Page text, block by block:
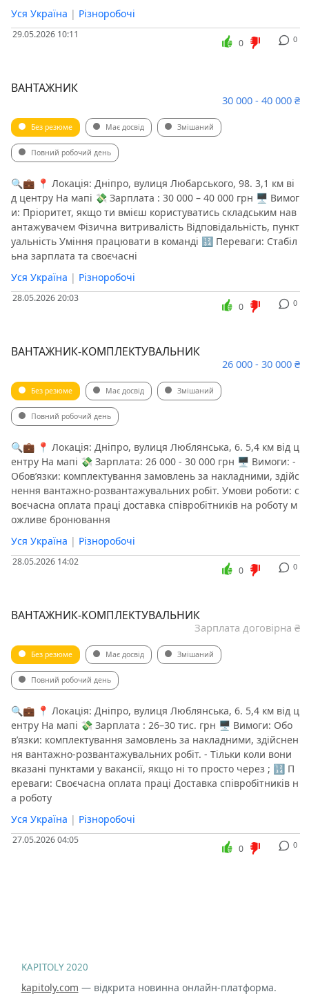
Уся Україна | Різноробочі
29.05.2026 10:11 0
0
ВАНТАЖНИК
30 000 - 40 000 ₴
Без резюме Має досвід Змішаний
Повний робочий день
🔍💼 📍 Локація: Дніпро, вулиця Любарського, 98. 3,1 км ві
д центру На мапі 💸 Зарплата : 30 000 – 40 000 грн 🖥 Вимог
и: Пріоритет, якщо ти вмієш користуватись складським нав
антажувачем Фізична витривалість Відповідальність, пункт
уальність Уміння працювати в команді 🔢 Переваги: Стабіл
ьна зарплата та своєчасні
Уся Україна | Різноробочі
28.05.2026 20:03 0
0
ВАНТАЖНИК-КОМПЛЕКТУВАЛЬНИК
26 000 - 30 000 ₴
Без резюме Має досвід Змішаний
Повний робочий день
🔍💼 📍 Локація: Дніпро, вулиця Люблянська, 6. 5,4 км від ц
ентру На мапі 💸 Зарплата: 26 000 - 30 000 грн 🖥 Вимоги: -
Обов’язки: комплектування замовлень за накладними, здійс
нення вантажно-розвантажувальних робіт. Умови роботи: с
воєчасна оплата праці доставка співробітників на роботу м
ожливе бронювання
Уся Україна | Різноробочі
28.05.2026 14:02 0
0
ВАНТАЖНИК-КОМПЛЕКТУВАЛЬНИК
Зарплата договірна ₴
Без резюме Має досвід Змішаний
Повний робочий день
🔍💼 📍 Локація: Дніпро, вулиця Люблянська, 6. 5,4 км від ц
ентру На мапі 💸 Зарплата : 26–30 тис. грн 🖥 Вимоги: Обо
в’язки: комплектування замовлень за накладними, здійснен
ня вантажно-розвантажувальних робіт. - Тільки коли вони
вказані пунктами у вакансії, якщо ні то просто через ; 🔢 П
ереваги: Своєчасна оплата праці Доставка співробітників н
а роботу
Уся Україна | Різноробочі
27.05.2026 04:05 0
0
KAPITOLY 2020
kapitoly.com — відкрита новинна онлайн-платформа.